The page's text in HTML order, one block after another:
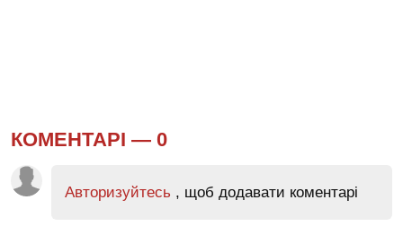
КОМЕНТАРІ — 0
Авторизуйтесь , щоб додавати коментарі